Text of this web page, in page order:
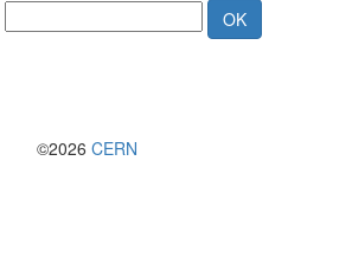
©2026 CERN